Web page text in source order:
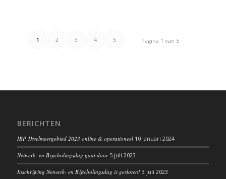
Pagina 1 van 5
1 2 3 4 5
BERICHTEN
IBP IJsselmeergebied 2023 online & operationeel 10 januari 2024
Netwerk- en Bijscholingsdag gaat door 5 juli 2023
Inschrijving Netwerk- en Bijscholingsdag is gesloten! 3 juli 2023